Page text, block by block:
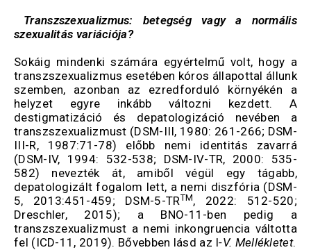
Transzszexualizmus: betegség vagy a normális
szexualitás variációja?
Sokáig mindenki számára egyértelmű volt, hogy a
transzszexualizmus esetében kóros állapottal állunk
szemben, azonban az ezredforduló környékén a
helyzet egyre inkább változni kezdett. A
destigmatizáció és depatologizáció nevében a
transzszexualizmust (DSM-III, 1980: 261-266; DSM-
III-R, 1987:71-78) előbb nemi identitás zavarrá
(DSM-IV, 1994: 532-538; DSM-IV-TR, 2000: 535-
582) nevezték át, amiből végül egy tágabb,
depatologizált fogalom lett, a nemi diszfória (DSM-
5, 2013:451-459; DSM-5-TRTM, 2022: 512-520;
Dreschler, 2015); a BNO-11-ben pedig a
transzszexualizmust a nemi inkongruencia váltotta
fel (ICD-11, 2019). Bővebben lásd az I-V. Mellékletet.